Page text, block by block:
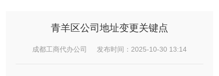
青羊区公司地址变更关键点
成都工商代办公司 发布时间：2025-10-30 13:14